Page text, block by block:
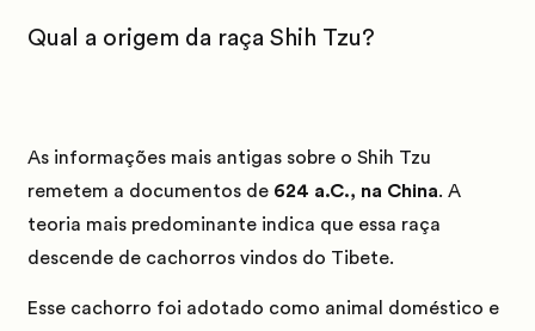
Qual a origem da raça Shih Tzu?
As informações mais antigas sobre o Shih Tzu
remetem a documentos de 624 a.C., na China. A
teoria mais predominante indica que essa raça
descende de cachorros vindos do Tibete.
Esse cachorro foi adotado como animal doméstico e